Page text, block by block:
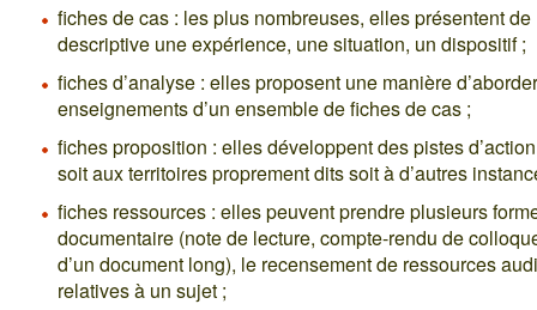
fiches de cas : les plus nombreuses, elles présentent
descriptive une expérience, une situation, un dispositif ;
fiches d’analyse : elles proposent une manière
enseignements d’un ensemble de fiches de cas ;
fiches proposition : elles développent des pistes
soit aux territoires proprement dits soit à d’autres
fiches ressources : elles peuvent prendre plusieurs
documentaire (note de lecture, compte-rendu de
d’un document long), le recensement de ressources
relatives à un sujet ;